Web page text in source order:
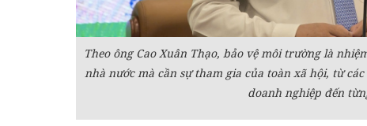
Theo ông Cao Xuân Thạo, bảo vệ môi trường là
nhà nước mà cần sự tham gia của toàn xã hội, từ
doanh nghiệp đến